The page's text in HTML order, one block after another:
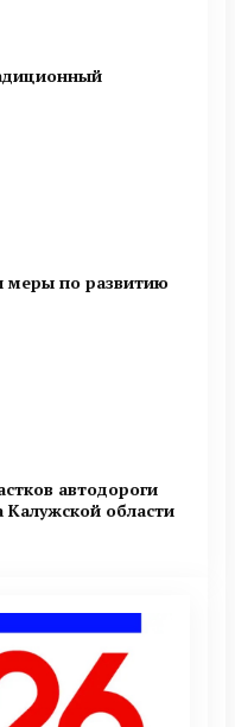
меры по развитию
автодороги
области